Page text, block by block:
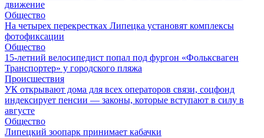
движение
Общество
На четырех перекрестках Липецка установят комплексы
фотофиксации
Общество
15-летний велосипедист попал под фургон «Фольксваген
Транспортер» у городского пляжа
Происшествия
УК открывают дома для всех операторов связи, соцфонд
индексирует пенсии — законы, которые вступают в силу в
августе
Общество
Липецкий зоопарк принимает кабачки